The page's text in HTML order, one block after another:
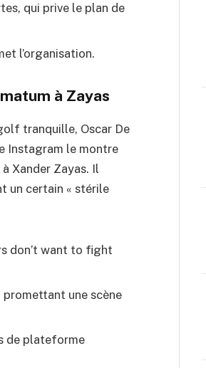
qui prive le plan de
l’organisation.
à Zayas
tranquille, Oscar De
Instagram le montre
Xander Zayas. Il
un certain « stérile
don’t want to fight
promettant une scène
de plateforme